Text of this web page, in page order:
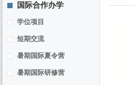
国际合作办学
学位项目
短期交流
暑期国际夏令营
暑期国际研修营